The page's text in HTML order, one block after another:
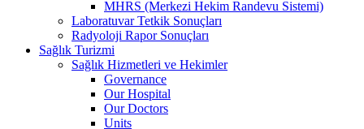
MHRS (Merkezi Hekim Randevu Sistemi)
Laboratuvar Tetkik Sonuçları
Radyoloji Rapor Sonuçları
Sağlık Turizmi
Sağlık Hizmetleri ve Hekimler
Governance
Our Hospital
Our Doctors
Units